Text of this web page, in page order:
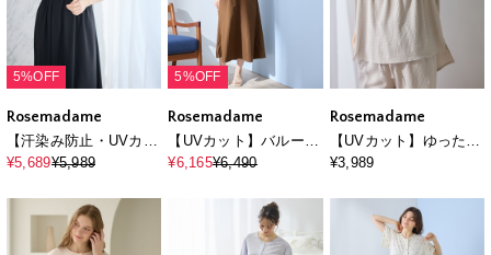
5%OFF
Rosemadame
【汗染み防止・UVカッ
ト】フレンチスリーブ
ニティワンピース(マタ
ニティ&授乳服）授乳
口付き 授乳楽々 妊婦服
¥5,689¥5,989
5%OFF
Rosemadame
【UVカット】バルーン
袖 ギャザーワンピース
サイドファスナー 産前
¥6,165¥6,490
Rosemadame
【UVカット】ゆったり
フリル袖 カットジャガ
ラウス｜まくって授乳
OK 産前産後対応（セ
ットアップ対応）
¥3,989